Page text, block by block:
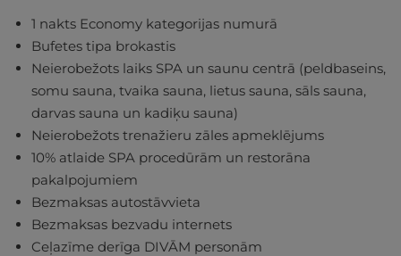
1 nakts Economy kategorijas numurā
Bufetes tipa brokastis
Neierobežots laiks SPA un saunu centrā (peldbaseins,
somu sauna, tvaika sauna, lietus sauna, sāls sauna,
darvas sauna un kadiķu sauna)
Neierobežots trenažieru zāles apmeklējums
10% atlaide SPA procedūrām un restorāna
pakalpojumiem
Bezmaksas autostāvvieta
Bezmaksas bezvadu internets
Ceļazīme derīga DIVĀM personām